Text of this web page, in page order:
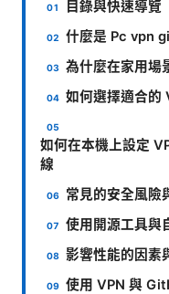
目錄與快速導覽
什麼是 Pc vpn
為什麼在家用場
如何選擇適合的
如何在本機上設定
線
常見的安全風險
使用開源工具與
影響性能的因素
使用 VPN 與